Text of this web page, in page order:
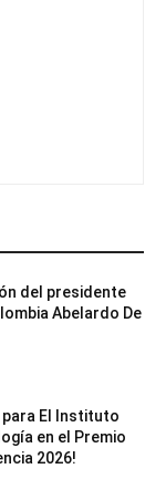
del presidente
Abelardo De
para El Instituto
en el Premio
2026!